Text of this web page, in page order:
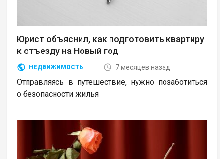
Юрист объяснил, как подготовить квартиру
к отъезду на Новый год
НЕДВИЖИМОСТЬ 7 месяцев назад
Отправляясь в путешествие, нужно позаботиться
о безопасности жилья